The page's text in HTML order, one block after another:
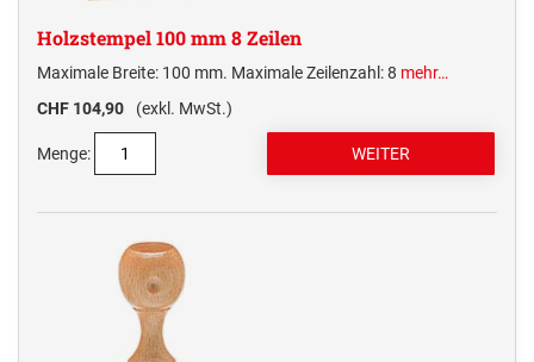
Holzstempel 100 mm 8 Zeilen
Maximale Breite: 100 mm. Maximale Zeilenzahl: 8 mehr…
CHF 104,90
(exkl. MwSt.)
Menge: